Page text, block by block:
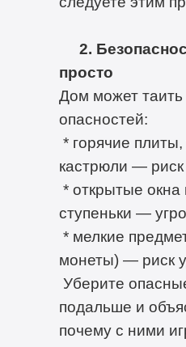
2.
просто
Дом может
опасностей:
* горячие плиты,
кастрюли — риск
* открытые окна
ступеньки —
* мелкие
монеты) — риск
Уберите
подальше и
почему с ними